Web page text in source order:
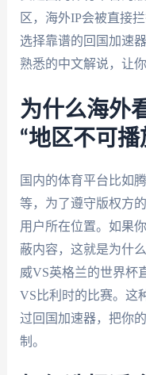
区，海外IP会被直接
选择靠谱的回国加速
熟悉的中文解说，让
为什么海外
“地区不可播
国内的体育平台比如
等，为了遵守版权方
用户所在位置。如果
蔽内容，这就是为什
威VS英格兰的世界杯
VS比利时的比赛。这
过回国加速器，把你
制。